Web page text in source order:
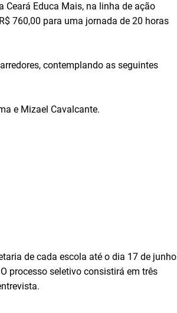
Educa Mais, na linha de ação
760,00 para uma jornada de 20 horas
contemplando as seguintes
e Mizael Cavalcante.
de cada escola até o dia 17 de junho
processo seletivo consistirá em três